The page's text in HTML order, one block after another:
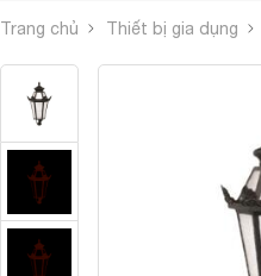
Trang chủ Thiết bị gia dụng